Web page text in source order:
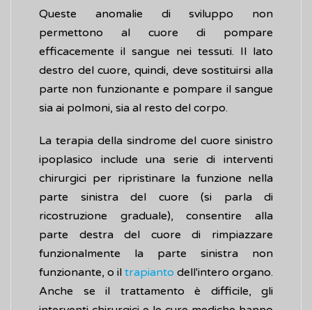
Queste anomalie di sviluppo non
permettono al cuore di pompare
efficacemente il sangue nei tessuti. Il lato
destro del cuore, quindi, deve sostituirsi alla
parte non funzionante e pompare il sangue
sia ai polmoni, sia al resto del corpo.
La terapia della sindrome del cuore sinistro
ipoplasico include una serie di interventi
chirurgici per ripristinare la funzione nella
parte sinistra del cuore (si parla di
ricostruzione graduale), consentire alla
parte destra del cuore di rimpiazzare
funzionalmente la parte sinistra non
funzionante, o il trapianto dell'intero organo.
Anche se il trattamento è difficile, gli